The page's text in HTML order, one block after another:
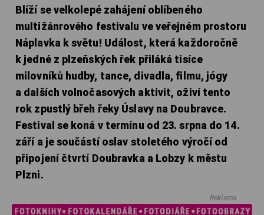
Blíží se velkolepé zahájení oblíbeného
multižánrového festivalu ve veřejném prostoru
Náplavka k světu! Událost, která každoročně
k jedné z plzeňských řek přiláká tisíce
milovníků hudby, tance, divadla, filmu, jógy
a dalších volnočasových aktivit, oživí tento
rok zpustlý břeh řeky Úslavy na Doubravce.
Festival se koná v termínu od 23. srpna do 14.
září a je součástí oslav stoletého výročí od
připojení čtvrtí Doubravka a Lobzy k městu
Plzni.
Reklama